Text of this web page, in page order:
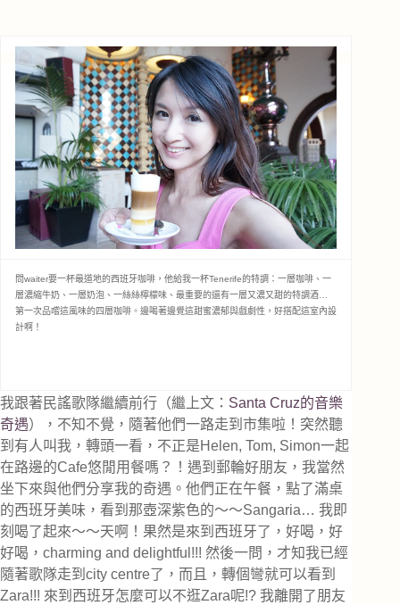
問waiter要一杯最道地的西班牙咖啡，他給我一杯Tenerife的特調：一層咖啡、一
層濃縮牛奶、一層奶泡、一絲絲檸檬味、最重要的還有一層又濃又甜的特調酒…
第一次品嚐這風味的四層咖啡。邊喝著邊覺這甜蜜濃郁與戲劇性，好搭配這室內設
計啊！
我跟著民謠歌隊繼續前行（繼上文： Santa Cruz的音樂
奇遇），不知不覺，隨著他們一路走到市集啦！ 突然聽
到有人叫我，轉頭一看，不正是Helen, Tom, Simon一起
在路邊的Cafe悠閒用餐嗎？！遇到郵輪好朋友，我當然
坐下來與他們分享我的奇遇。他們正在午餐，點了滿桌
的西班牙美味，看到那壺深紫色的～～Sangaria… 我即
刻喝了起來～～天啊！果然是來到西班牙了，好喝，好
好喝，charming and delightful!!! 然後一問，才知我已經
隨著歌隊走到city centre了，而且，轉個彎就可以看到
Zara!!! 來到西班牙怎麼可以不逛Zara呢!? 我離開了朋友